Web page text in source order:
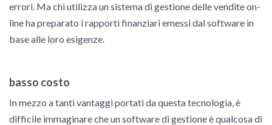
errori. Ma chi utilizza un sistema di gestione delle vendite on-
line ha preparato i rapporti finanziari emessi dal software in
base alle loro esigenze.
basso costo
In mezzo a tanti vantaggi portati da questa tecnologia, è
difficile immaginare che un software di gestione è qualcosa di